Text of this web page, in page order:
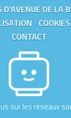
D'AVENUE DE LA
COOKIES
CONTACT
sur les réseaux